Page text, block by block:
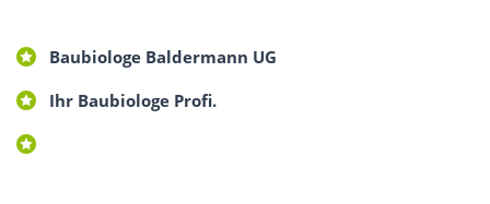
Baubiologe Baldermann UG
Ihr Baubiologe Profi.